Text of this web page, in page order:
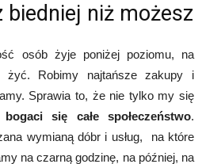
biedniej niż możesz
osób żyje poniżej poziomu, na
żyć. Robimy najtańsze zakupy i
Sprawia to, że nie tylko my się
bogaci się całe społeczeństwo.
wymianą dóbr i usług, na które
na czarną godzinę, na później, na